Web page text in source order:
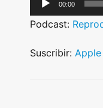
u
i
00:00
Podcast:
Suscribir: